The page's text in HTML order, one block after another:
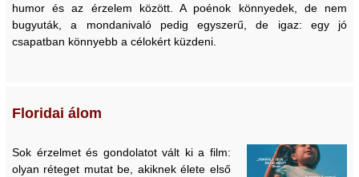
humor és az érzelem között. A poénok könnyedek, de nem
bugyuták, a mondanivaló pedig egyszerű, de igaz: egy jó
csapatban könnyebb a célokért küzdeni.
Floridai álom
Sok érzelmet és gondolatot vált ki a film:
olyan réteget mutat be, akiknek élete első